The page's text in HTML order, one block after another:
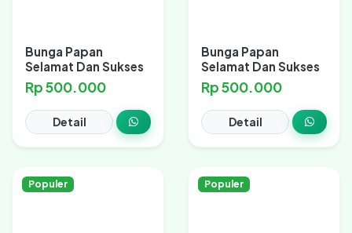
Bunga Papan
Selamat Dan Sukses
Rp 500.000
Detail
Bunga Papan
Selamat Dan Sukses
Rp 500.000
Detail
Populer Populer